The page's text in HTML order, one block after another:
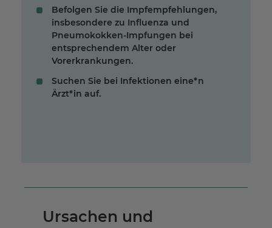
Befolgen Sie die Impfempfehlungen,
insbesondere zu Influenza und
Pneumokokken-Impfungen bei
entsprechendem Alter oder
Vorerkrankungen.
Suchen Sie bei Infektionen eine*n
Ärzt*in auf.
Ursachen und